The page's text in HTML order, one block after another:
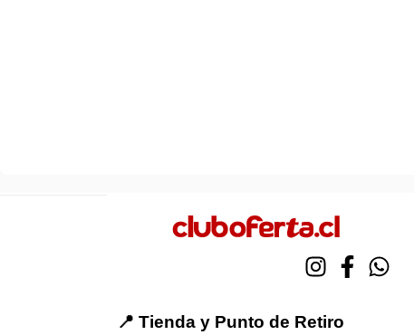
📍 Tienda y Punto de Retiro